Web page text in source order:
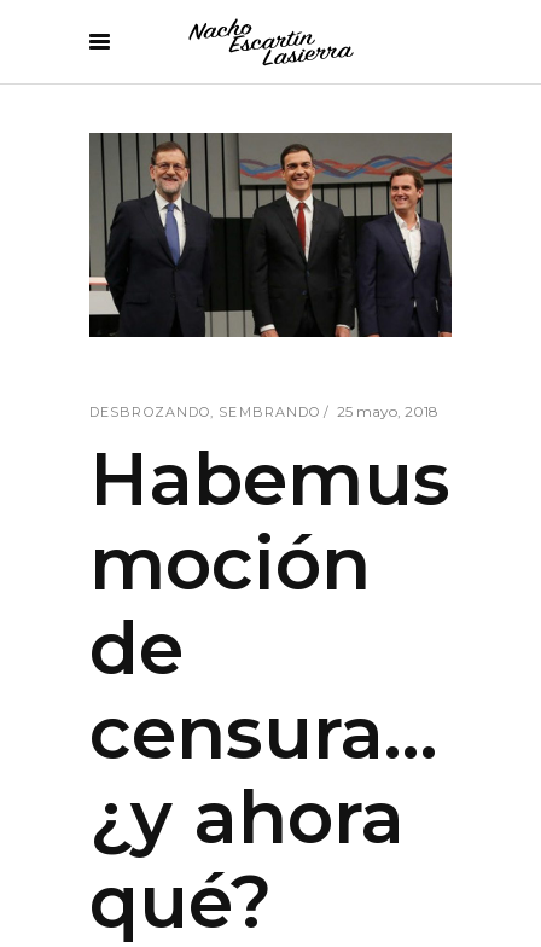
DESBROZANDO SEMBRANDO 25 mayo, 2018
Habemus
moción
de
censura…
¿y ahora
qué?